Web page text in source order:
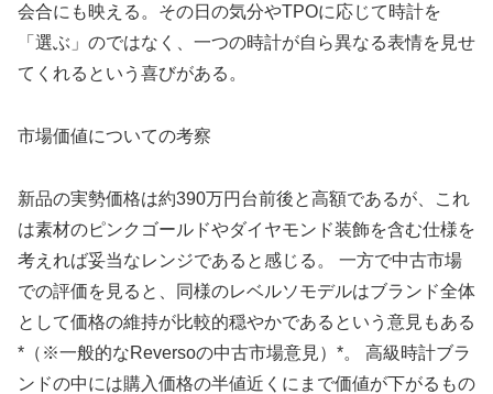
会合にも映える。その日の気分やTPOに応じて時計を
「選ぶ」のではなく、一つの時計が自ら異なる表情を見せ
てくれるという喜びがある。
市場価値についての考察
新品の実勢価格は約390万円台前後と高額であるが、これ
は素材のピンクゴールドやダイヤモンド装飾を含む仕様を
考えれば妥当なレンジであると感じる。 一方で中古市場
での評価を見ると、同様のレベルソモデルはブランド全体
として価格の維持が比較的穏やかであるという意見もある
*（※一般的なReversoの中古市場意見）*。 高級時計ブラ
ンドの中には購入価格の半値近くにまで価値が下がるもの